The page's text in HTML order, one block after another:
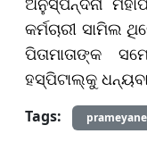
କର୍ମଚାରୀ ସାମିଲ
ପିତାମାତାଙ୍କ
ହସ୍ପିଟାଲ୍‌କୁ
Tags: